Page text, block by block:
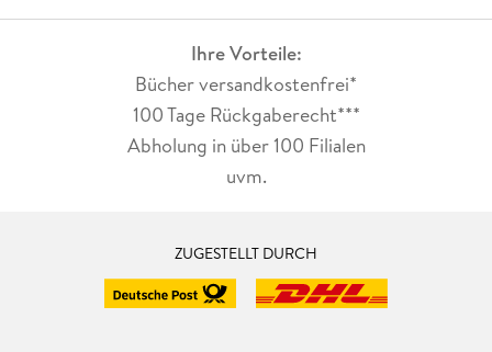
Ihre Vorteile:
Bücher versandkostenfrei*
100 Tage Rückgaberecht***
Abholung in über 100 Filialen
uvm.
ZUGESTELLT DURCH